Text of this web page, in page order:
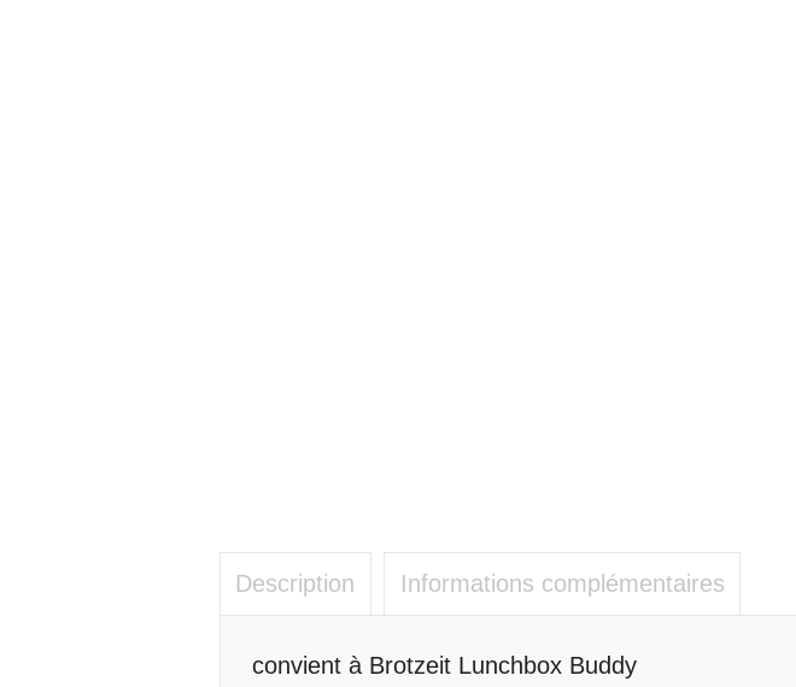
Description Informations complémentaires
Description
convient à Brotzeit Lunchbox Buddy